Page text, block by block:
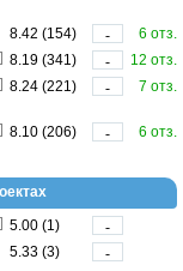
8.42 (154) -
6 отз.
8.19 (341) -
12 отз.
8.24 (221) -
7 отз.
8.10 (206) - 6 отз.
5.00 (1)
-
5.33 (3) -